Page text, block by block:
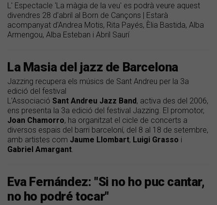
L' Espectacle 'La màgia de la veu' es podrà veure aquest
divendres 28 d'abril al Born de Cançons | Estarà
acompanyat d'Andrea Motis, Rita Payés, Èlia Bastida, Alba
Armengou, Alba Esteban i Abril Saurí
La Masia del jazz de Barcelona
Jazzing recupera els músics de Sant Andreu per la 3a
edició del festival
L'Associació Sant Andreu Jazz Band, activa des del 2006,
ens presenta la 3a edició del festival Jazzing. El promotor,
Joan Chamorro, ha organitzat el cicle de concerts a
diversos espais del barri barceloní, del 8 al 18 de setembre,
amb artistes com Jaume Llombart, Luigi Grasso i
Gabriel Amargant.
Eva Fernández: "Si no ho puc cantar,
no ho podré tocar"